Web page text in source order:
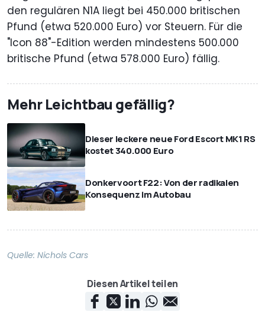
den regulären N1A liegt bei 450.000 britischen
Pfund (etwa 520.000 Euro) vor Steuern. Für die
"Icon 88"-Edition werden mindestens 500.000
britische Pfund (etwa 578.000 Euro) fällig.
Mehr Leichtbau gefällig?
Dieser leckere neue Ford Escort MK1 RS
kostet 340.000 Euro
Donkervoort F22: Von der radikalen
Konsequenz im Autobau
Quelle: Nichols Cars
Diesen Artikel teilen